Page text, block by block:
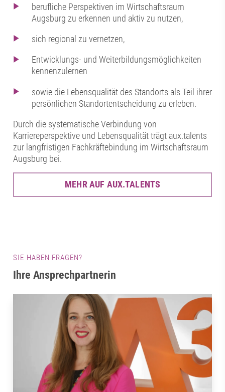
berufliche Perspektiven im Wirtschaftsraum
Augsburg zu erkennen und aktiv zu nutzen,
sich regional zu vernetzen,
Entwicklungs- und Weiterbildungsmöglichkeiten
kennenzulernen
sowie die Lebensqualität des Standorts als Teil ihrer
persönlichen Standortentscheidung zu erleben.
Durch die systematische Verbindung von
Karriereperspektive und Lebensqualität trägt aux.talents
zur langfristigen Fachkräftebindung im Wirtschaftsraum
Augsburg bei.
MEHR AUF AUX.TALENTS
SIE HABEN FRAGEN?
Ihre Ansprechpartnerin